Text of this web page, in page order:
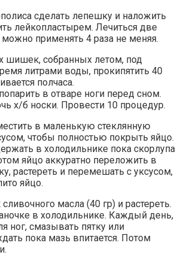
сделать лепешку и наложить
лейкопластырем. Лечиться две
применять 4 раза не меняя.
шишек, собранных летом, под
литрами воды, прокипятить 40
полчаса.
в отваре ноги перед сном.
х/б носки. Провести 10 процедур.
в маленькую стеклянную
чтобы полностью покрыть яйцо.
в холодильнике пока скорлупа
яйцо аккуратно переложить в
растереть и перемешать с уксусом,
яйцо.
масла (40 гр) и растереть.
в холодильнике. Каждый день,
ног, смазывать пятку или
пока мазь впитается. Потом